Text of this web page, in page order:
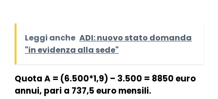
Leggi anche ADI: nuovo stato domanda
"in evidenza alla sede"
Quota A = (6.500*1,9) – 3.500 = 8850 euro
annui, pari a 737,5 euro mensili.